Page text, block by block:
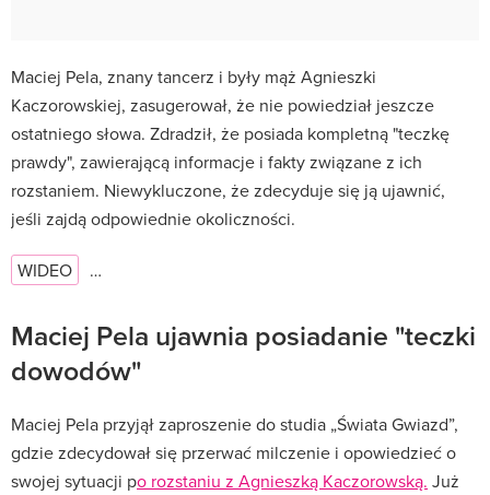
Maciej Pela, znany tancerz i były mąż Agnieszki
Kaczorowskiej, zasugerował, że nie powiedział jeszcze
ostatniego słowa. Zdradził, że posiada kompletną "teczkę
prawdy", zawierającą informacje i fakty związane z ich
rozstaniem. Niewykluczone, że zdecyduje się ją ujawnić,
jeśli zajdą odpowiednie okoliczności.
WIDEO …
Maciej Pela ujawnia posiadanie "teczki
dowodów"
Maciej Pela przyjął zaproszenie do studia „Świata Gwiazd”,
gdzie zdecydował się przerwać milczenie i opowiedzieć o
swojej sytuacji po rozstaniu z Agnieszką Kaczorowską. Już